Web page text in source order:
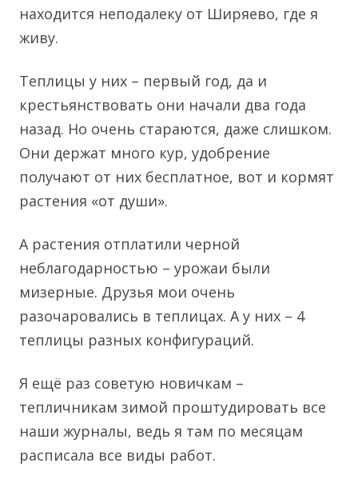
находится неподалеку от Ширяево, где я
живу.
Теплицы у них – первый год, да и
крестьянствовать они начали два года
назад. Но очень стараются, даже слишком.
Они держат много кур, удобрение
получают от них бесплатное, вот и кормят
растения «от души».
А растения отплатили черной
неблагодарностью – урожаи были
мизерные. Друзья мои очень
разочаровались в теплицах. А у них – 4
теплицы разных конфигураций.
Я ещё раз советую новичкам –
тепличникам зимой проштудировать все
наши журналы, ведь я там по месяцам
расписала все виды работ.